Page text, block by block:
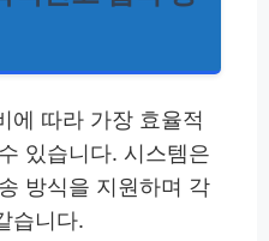
에 따라 가장 효율적
있습니다. 시스템은
방식을 지원하며 각
습니다.